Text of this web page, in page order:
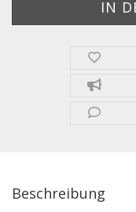
Beschreibung